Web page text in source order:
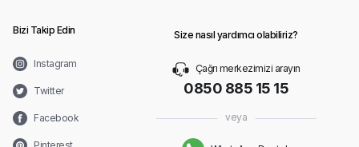
Bizi Takip Edin
Instagram
Twitter
Facebook
Size nasıl yardımcı olabiliriz?
Çağrı merkezimizi arayın
0850 885 15 15
veya